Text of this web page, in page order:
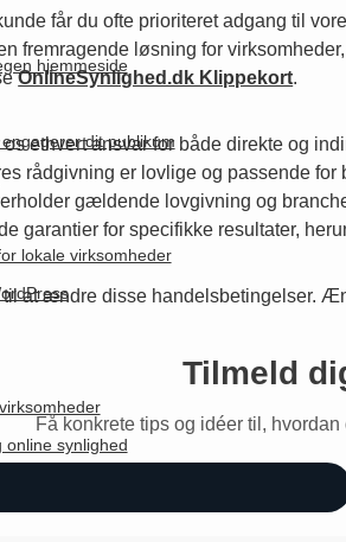
hjemmeside
dit publikum
lokale virksomheder
synlighed
får du ofte prioriteret adgang til
fremragende løsning for
OnlineSynlighed.dk Klippekort.
ethvert ansvar for både direkte og
rådgivning er lovlige og passende
gældende lovgivning og
garantier for specifikke resultater,
at ændre disse handelsbetingelser.
Tilmeld
Få konkrete tips og idéer til,